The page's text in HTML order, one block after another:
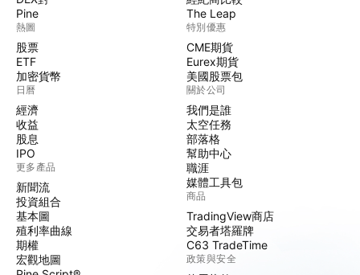
Pine
熱圖
股票
ETF
加密貨幣
日曆
經濟
收益
股息
IPO
更多產品
新聞流
投資組合
基本圖
殖利率曲線
期權
宏觀地圖
The Leap
特別優惠
CME期貨
Eurex期貨
美國股票包
關於公司
我們是誰
太空任務
部落格
幫助中心
職涯
媒體工具包
商品
TradingView商店
交易者塔羅牌
C63 TradeTime
政策與安全